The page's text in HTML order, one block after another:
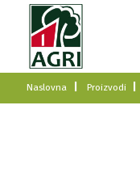
Naslovna Proizvodi